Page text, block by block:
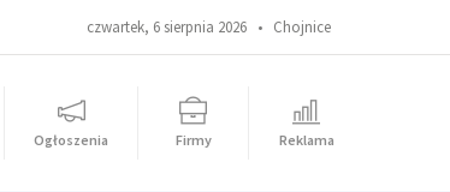
czwartek, 6 sierpnia 2026 • Chojnice
Ogłoszenia Firmy Reklama